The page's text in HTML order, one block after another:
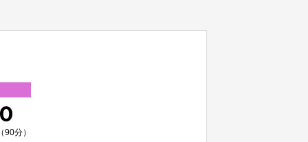
分）